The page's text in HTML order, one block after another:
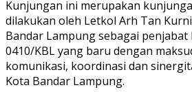
Kunjungan ini merupakan
dilakukan oleh Letkol Arh Tan
Bandar Lampung sebagai penjabat
0410/KBL yang baru dengan
komunikasi, koordinasi dan
Kota Bandar Lampung.